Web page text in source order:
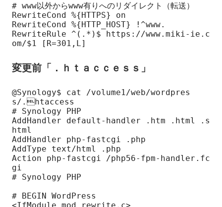
# www以外からwww有りへのリダイレクト（転送）
RewriteCond %{HTTPS} on
RewriteCond %{HTTP_HOST} !^www.
RewriteRule ^(.*)$ https://www.miki-ie.c
om/$1 [R=301,L]
変更前「．ｈｔａｃｃｅｓｓ」
@Synology$ cat /volume1/web/wordpres
s/.htaccess
# Synology PHP
AddHandler default-handler .htm .html .s
html
AddHandler php-fastcgi .php
AddType text/html .php
Action php-fastcgi /php56-fpm-handler.fc
gi
# Synology PHP
# BEGIN WordPress